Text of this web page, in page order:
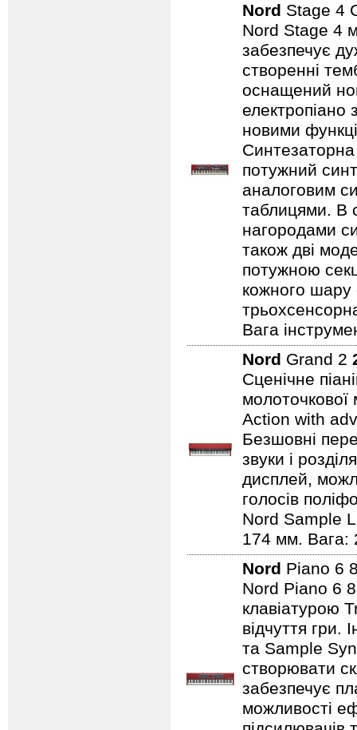
Nord Stage 4
Nord Stage 4
забезпечує
створенні
оснащений
електропіано
новими
потужний
аналоговим
таблицями. В
нагородами
також дві
потужною
кожного
Вага
Nord Grand 2
Сценічне
Action with
Безшовні
звуки і
дисплей,
голосів
Nord Sample
174 мм. Вага:
Nord Piano 6
Nord Piano 6
клавіатурою
відчуття
та Sample
створювати
забезпечує
можливості